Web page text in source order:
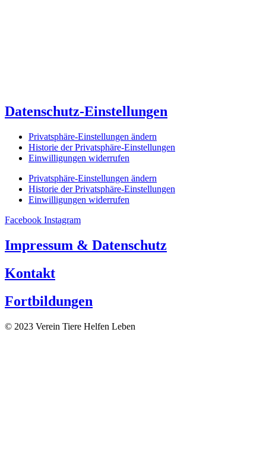
Datenschutz-Einstellungen
Privatsphäre-Einstellungen ändern
Historie der Privatsphäre-Einstellungen
Einwilligungen widerrufen
Privatsphäre-Einstellungen ändern
Historie der Privatsphäre-Einstellungen
Einwilligungen widerrufen
Facebook Instagram
Impressum & Datenschutz
Kontakt
Fortbildungen
© 2023 Verein Tiere Helfen Leben